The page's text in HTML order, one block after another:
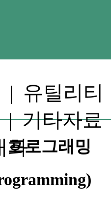
| 유틸리티
기타자료
화
프로그래밍